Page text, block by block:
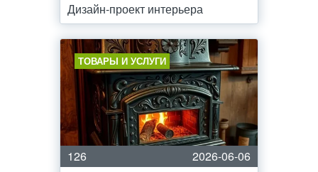
Дизайн-проект интерьера
ТОВАРЫ И УСЛУГИ
126
2026-06-06